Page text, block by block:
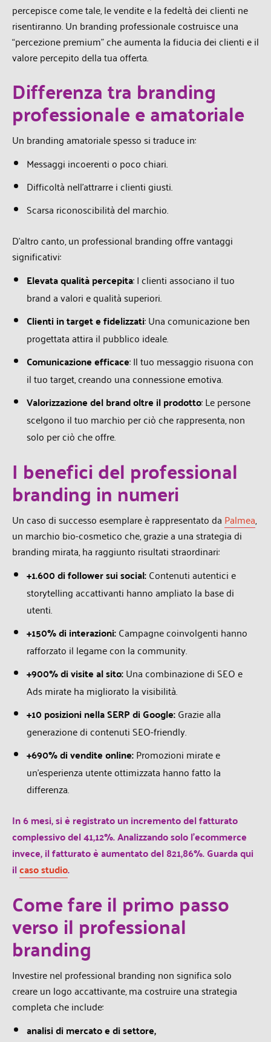
percepisce come tale, le vendite e la fedeltà dei clienti ne
risentiranno. Un branding professionale costruisce una
“percezione premium” che aumenta la fiducia dei clienti e il
valorepercepito della tua offerta.
Differenza tra branding
professionale e amatoriale
Un branding amatoriale spesso si traduce in:
Messaggi incoerenti o poco chiari.
Difficoltà nell’attrarre i clienti giusti.
Scarsa riconoscibilità del marchio.
D’altro canto, un professional branding offre vantaggi
significativi:
Elevata qualità percepita: I clienti associano il tuo
brand a valori e qualità superiori.
Clienti in target e fidelizzati: Una comunicazione ben
progettata attira il pubblico ideale.
Comunicazione efficace: Il tuo messaggio risuona con
il tuo target, creando unaconnessione emotiva.
Valorizzazione del brand oltre il prodotto: Le persone
scelgono il tuo marchio per ciò cherappresenta, non
solo per ciò che offre.
I benefici del professional
branding in numeri
Un caso di successo esemplare è rappresentato da Palmea,
un marchio bio-cosmetico che, grazie a una strategia di
branding mirata, ha raggiunto risultati straordinari:
+1.600 di follower sui social:Contenuti autentici e
storytelling accattivanti hannoampliato la base di
utenti.
+150% di interazioni:Campagne coinvolgenti hanno
rafforzato il legame con lacommunity.
+900% di visite al sito:Una combinazione di SEO e
Ads mirate ha migliorato lavisibilità.
+10 posizioni nella SERP di Google:Grazie alla
generazione di contenuti SEO-friendly.
+690% di vendite online:Promozioni mirate e
un’esperienza utente ottimizzata hanno fatto la
differenza.
In 6 mesi, si è registrato un incremento del fatturato
complessivo del 41,12%. Analizzando solo l’ecommerce
invece, il fatturato è aumentato del 821,86%. Guarda qui
ilcaso studio.
Come fare il primo passo
verso il professional
branding
Investire nel professional branding non significa solo
creare un logo accattivante, ma costruire unastrategia
completa che include:
analisi di mercato e di settore,